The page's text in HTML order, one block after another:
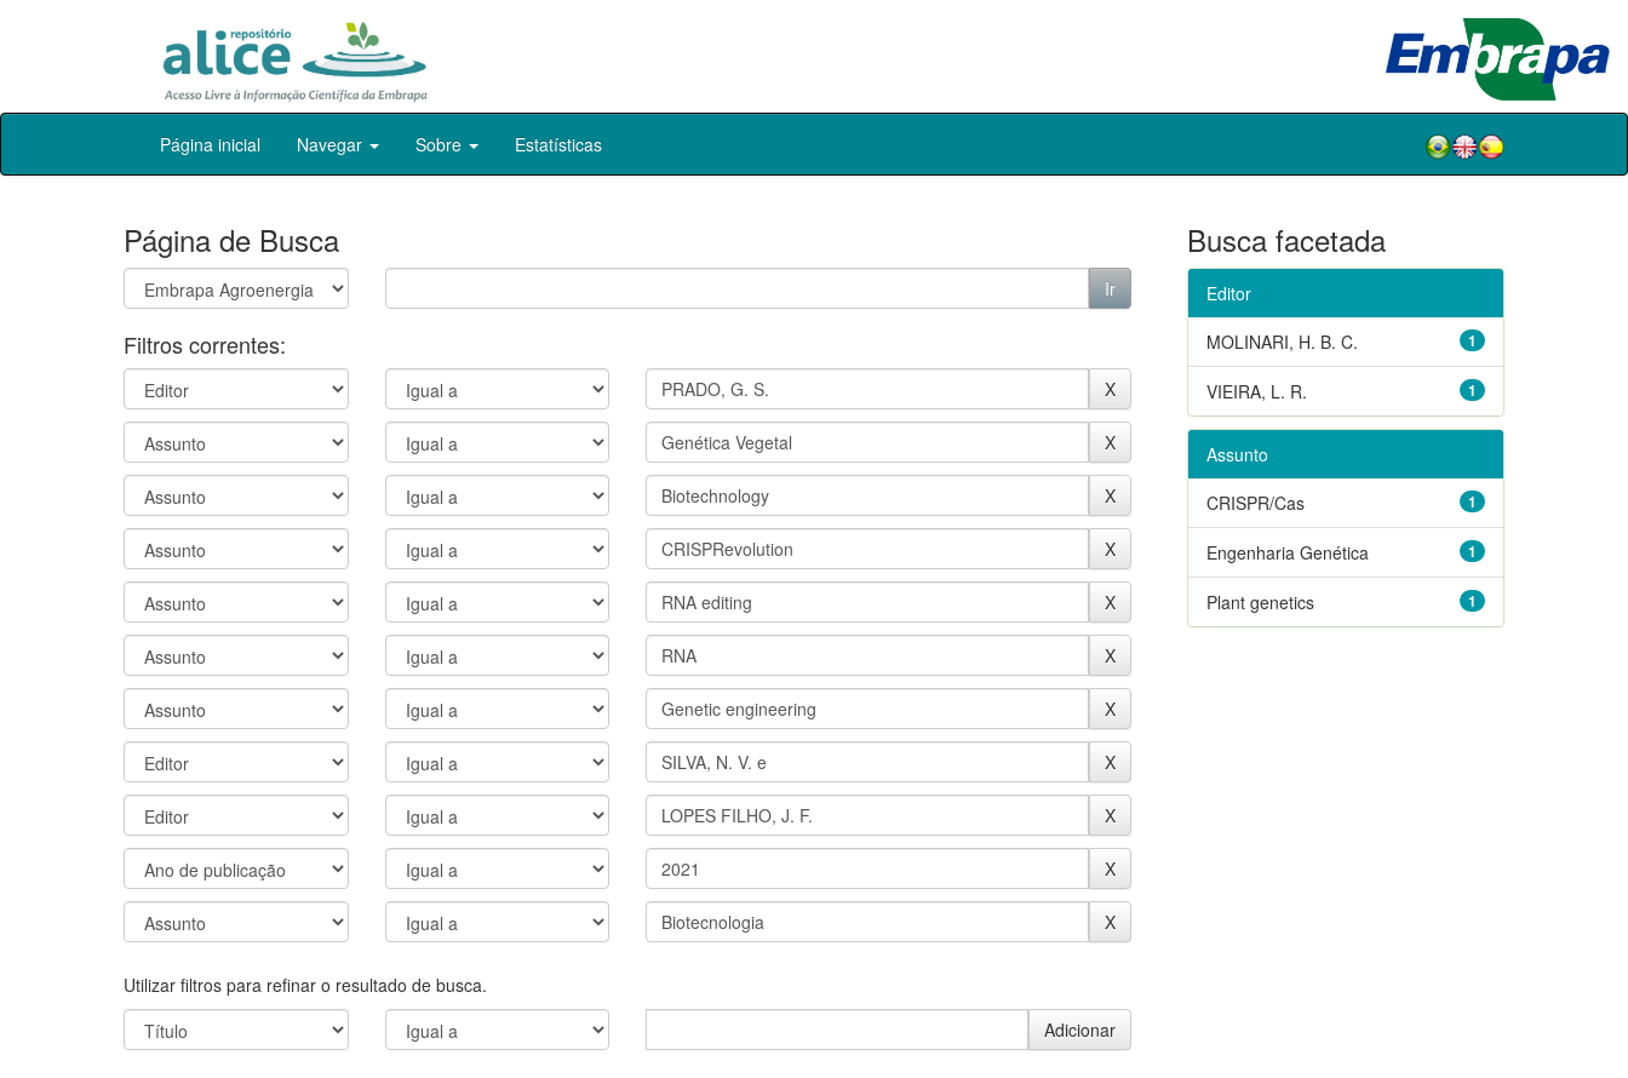
Skip
Página inicial Navegar Sobre Estatísticas
Página de Busca
Filtros correntes:
Utilizar filtros para refinar o resultado de busca.
Busca facetada
Editor
1
MOLINARI, H. B. C.
1
VIEIRA, L. R.
Assunto
1
CRISPR/Cas
1
Engenharia Genética
1
Plant genetics